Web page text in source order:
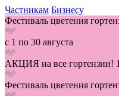
Частникам Бизнесу
Фестиваль цветения
с 1 по 30 августа
АКЦИЯ на все гортензии!
Фестиваль цветения